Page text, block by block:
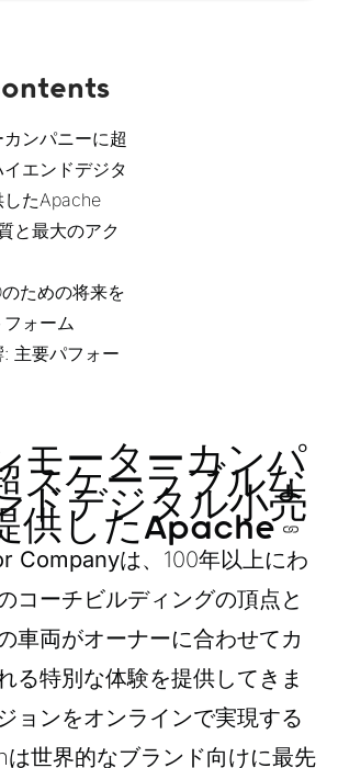
モーターカンパ
スケーラブルな
ドデジタル小売
供したApache
Companyは、100年以上にわ
コーチビルディングの頂点と
車両がオーナーに合わせてカ
る特別な体験を提供してきま
ョンをオンラインで実現する
世界的なブランド向けに最先
ンパニーに超
エンドデジタ
したApache
と最大のアク
ための将来を
ォーム
主要パフォー